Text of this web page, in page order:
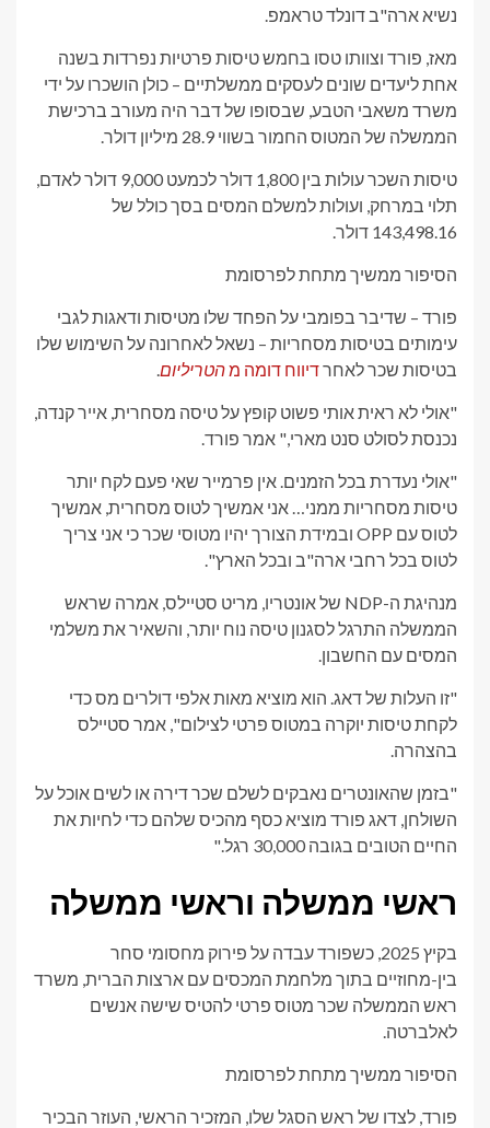
נשיא ארה"ב דונלד טראמפ.
מאז, פורד וצוותו טסו בחמש טיסות פרטיות נפרדות בשנה
אחת ליעדים שונים לעסקים ממשלתיים – כולן הושכרו על ידי
משרד משאבי הטבע, שבסופו של דבר היה מעורב ברכישת
הממשלה של המטוס החמור בשווי 28.9 מיליון דולר.
טיסות השכר עולות בין 1,800 דולר לכמעט 9,000 דולר לאדם,
תלוי במרחק, ועולות למשלם המסים בסך כולל של
143,498.16 דולר.
הסיפור ממשיך מתחת לפרסומת
פורד – שדיבר בפומבי על הפחד שלו מטיסות ודאגות לגבי
עימותים בטיסות מסחריות – נשאל לאחרונה על השימוש שלו
בטיסות שכר לאחרדיווח דומה מהטריליום.
"אולי לא ראית אותי פשוט קופץ על טיסה מסחרית, אייר קנדה,
נכנסת לסולט סנט מארי," אמר פורד.
"אולי נעדרת בכל הזמנים. אין פרמייר שאי פעם לקח יותר
טיסות מסחריות ממני… אני אמשיך לטוס מסחרית, אמשיך
לטוס עם OPP ובמידת הצורך יהיו מטוסי שכר כי אני צריך
לטוס בכל רחבי ארה"ב ובכל הארץ".
מנהיגת ה-NDP של אונטריו, מריט סטיילס, אמרה שראש
הממשלה התרגל לסגנון טיסה נוח יותר, והשאיר את משלמי
המסים עם החשבון.
"זו העלות של דאג. הוא מוציא מאות אלפי דולרים מס כדי
לקחת טיסות יוקרה במטוס פרטי לצילום", אמר סטיילס
בהצהרה.
"בזמן שהאונטרים נאבקים לשלם שכר דירה או לשים אוכל על
השולחן, דאג פורד מוציא כסף מהכיס שלהם כדי לחיות את
החיים הטובים בגובה 30,000 רגל."
ראשי ממשלה וראשי ממשלה
בקיץ 2025, כשפורד עבדה על פירוק מחסומי סחר
בין-מחוזיים בתוך מלחמת המכסים עם ארצות הברית, משרד
ראש הממשלה שכר מטוס פרטי להטיס שישה אנשים
לאלברטה.
הסיפור ממשיך מתחת לפרסומת
פורד, לצדו של ראש הסגל שלו, המזכיר הראשי, העוזר הבכיר